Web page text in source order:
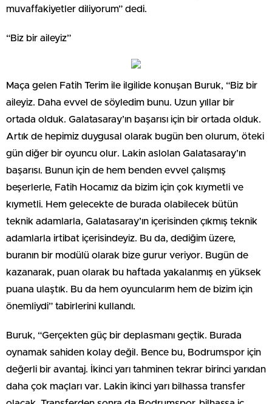
muvaffakiyetler diliyorum” dedi.
“Biz bir aileyiz”
Maça gelen Fatih Terim ile ilgilide konuşan Buruk, “Biz bir
aileyiz. Daha evvel de söyledim bunu. Uzun yıllar bir
ortada olduk. Galatasaray’ın başarısı için bir ortada olduk.
Artık de hepimiz duygusal olarak bugün ben olurum, öteki
gün diğer bir oyuncu olur. Lakin aslolan Galatasaray’ın
başarısı. Bunun için de hem benden evvel çalışmış
beşerlerle, Fatih Hocamız da bizim için çok kıymetli ve
kıymetli. Hem gelecekte de burada olabilecek bütün
teknik adamlarla, Galatasaray’ın içerisinden çıkmış teknik
adamlarla irtibat içerisindeyiz. Bu da, dediğim üzere,
buranın bir modülü olarak bize gurur veriyor. Bugün de
kazanarak, puan olarak bu haftada yakalanmış en yüksek
puana ulaştık. Bu da hem oyuncularım hem de bizim için
önemliydi” tabirlerini kullandı.
Buruk, “Gerçekten güç bir deplasmanı geçtik. Burada
oynamak sahiden kolay değil. Bence bu, Bodrumspor için
değerli bir avantaj. İkinci yarı tahminen tekrar birinci yarıdan
daha çok maçları var. Lakin ikinci yarı bilhassa transfer